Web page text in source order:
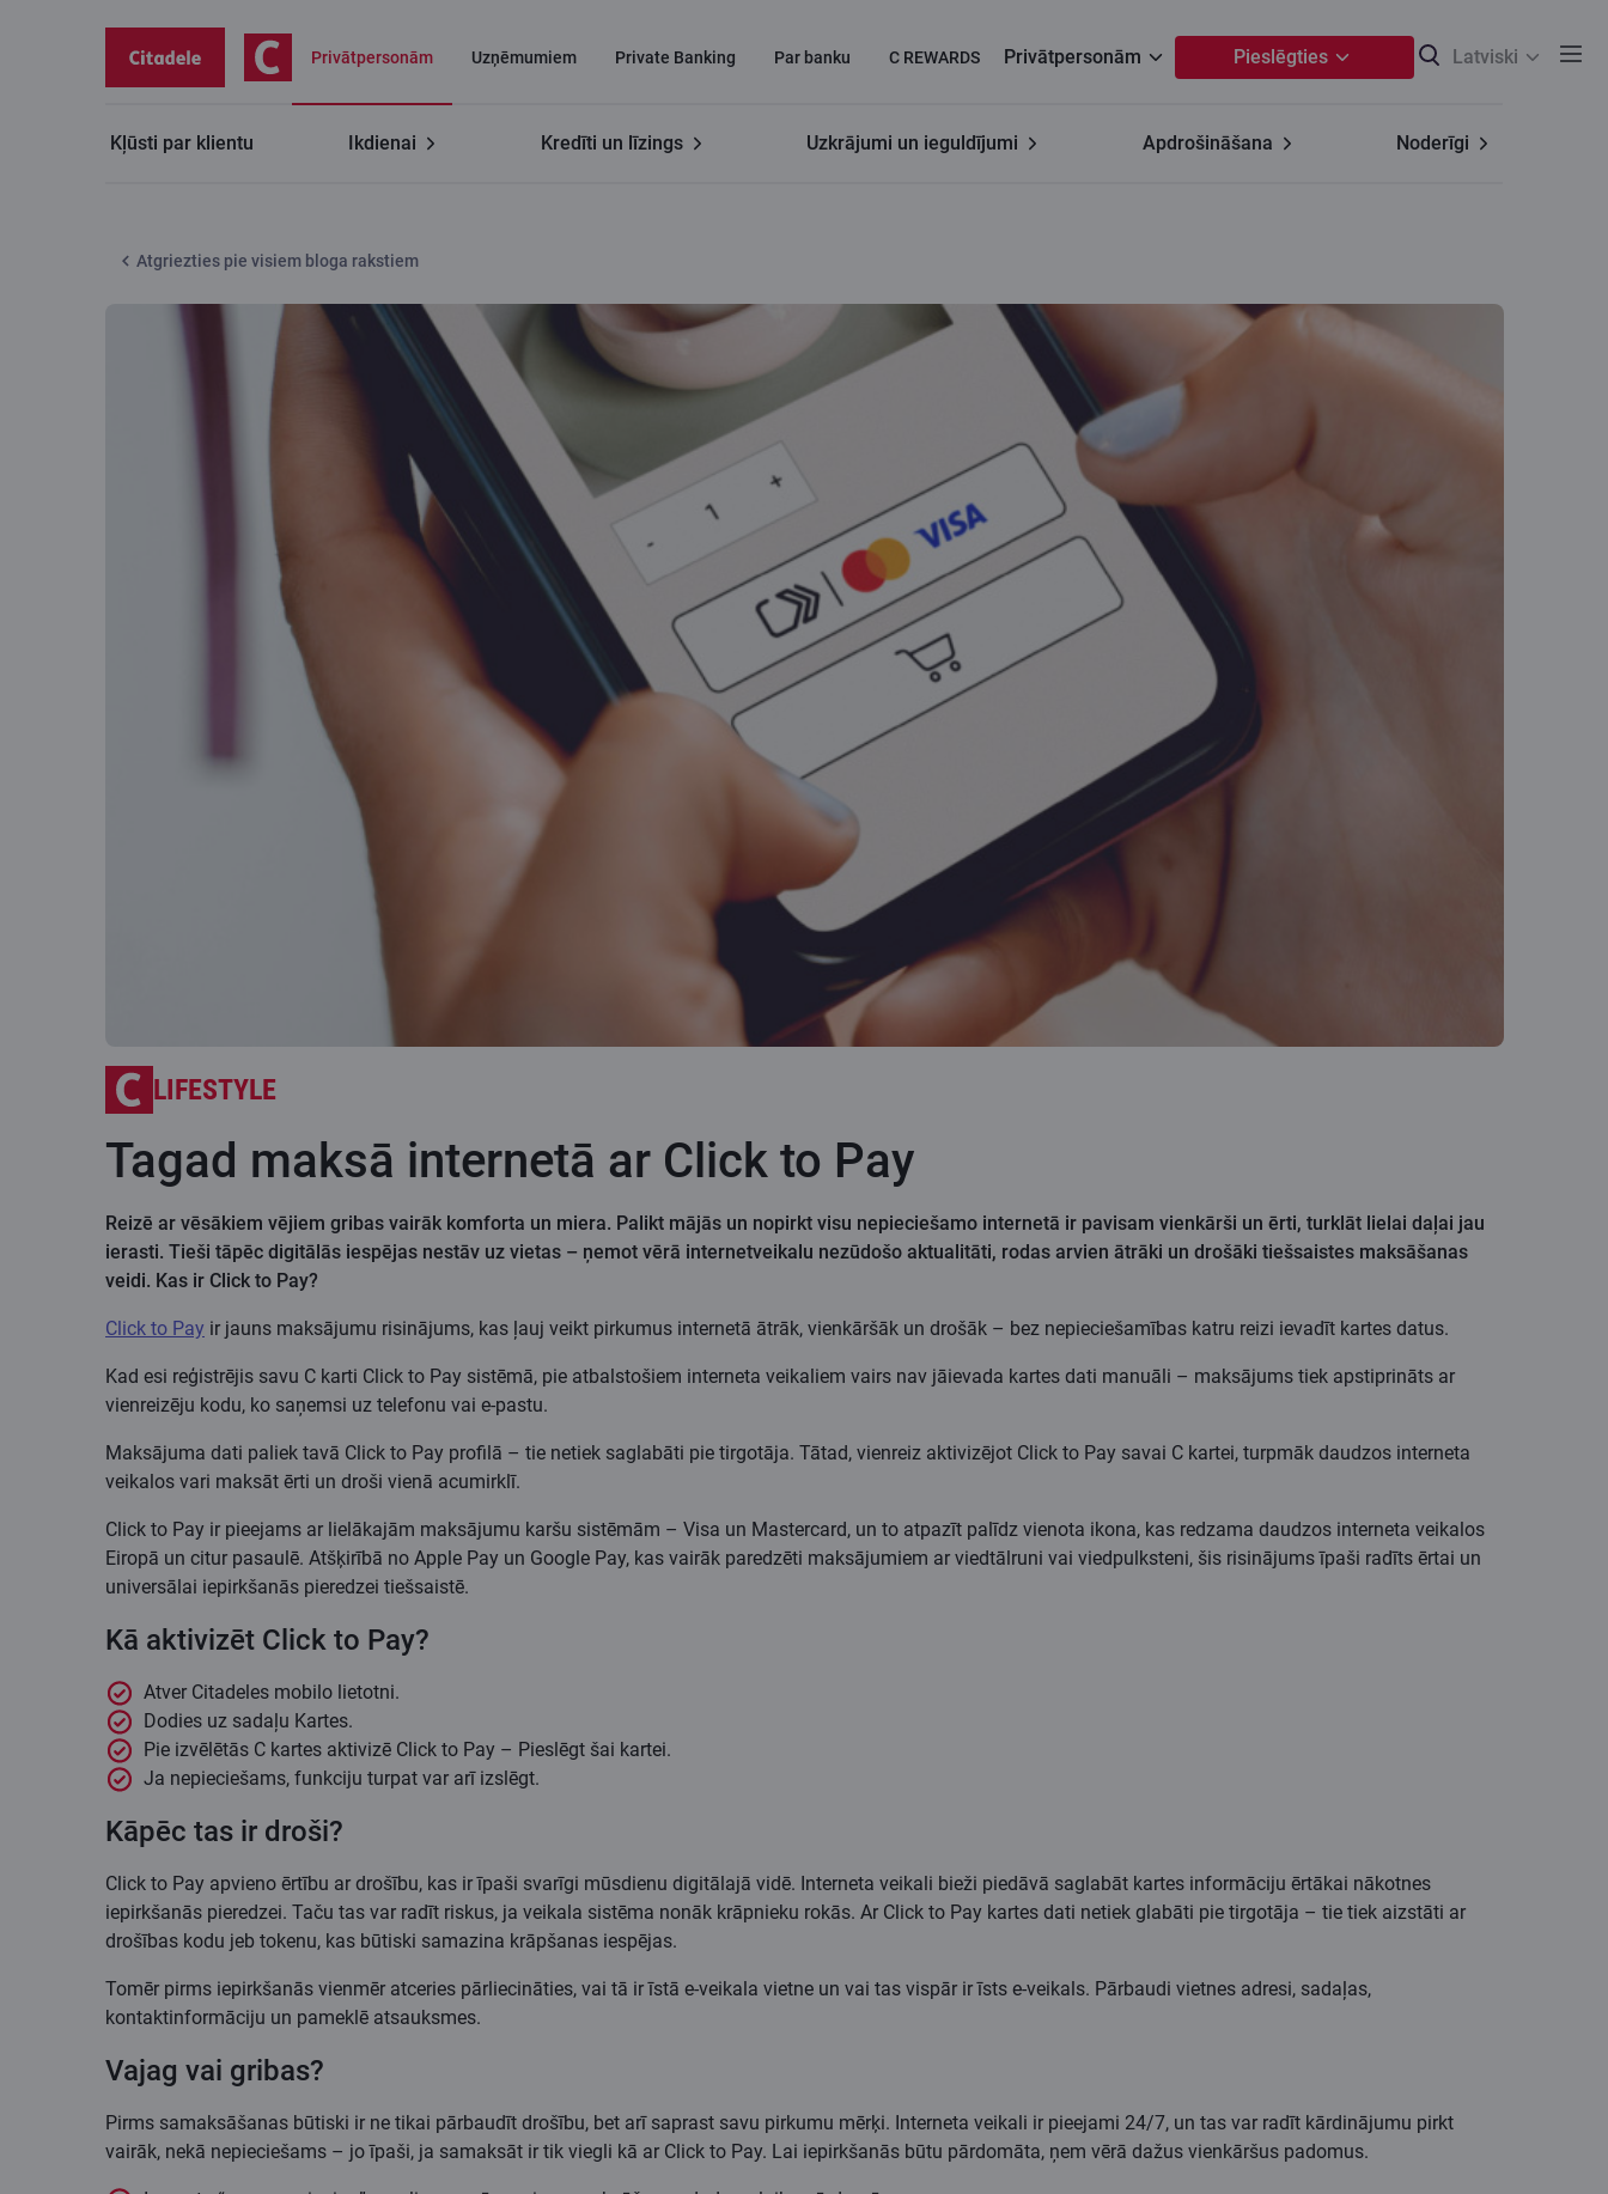
Privātpersonām Uzņēmumiem Private Banking Par banku C REWARDS Privātpersonām Pieslēgties Latviski
Kļūsti par klientu Ikdienai Kredīti un līzings Uzkrājumi un ieguldījumi Apdrošināšana Noderīgi
Atgriezties pie visiem bloga rakstiem
LIFESTYLE
Tagad maksā internetā ar Click to Pay
Reizē ar vēsākiem vējiem gribas vairāk komforta un miera. Palikt mājās un nopirkt visu nepieciešamo internetā ir pavisam vienkārši un ērti, turklāt lielai daļai jau
ierasti. Tieši tāpēc digitālās iespējas nestāv uz vietas – ņemot vērā internetveikalu nezūdošo aktualitāti, rodas arvien ātrāki un drošāki tiešsaistes maksāšanas
veidi. Kas ir Click to Pay?
Click to Pay ir jauns maksājumu risinājums, kas ļauj veikt pirkumus internetā ātrāk, vienkāršāk un drošāk – bez nepieciešamības katru reizi ievadīt kartes datus.
Kad esi reģistrējis savu C karti Click to Pay sistēmā, pie atbalstošiem interneta veikaliem vairs nav jāievada kartes dati manuāli – maksājums tiek apstiprināts ar
vienreizēju kodu, ko saņemsi uz telefonu vai e-pastu.
Maksājuma dati paliek tavā Click to Pay profilā – tie netiek saglabāti pie tirgotāja. Tātad, vienreiz aktivizējot Click to Pay savai C kartei, turpmāk daudzos interneta
veikalos vari maksāt ērti un droši vienā acumirklī.
Click to Pay ir pieejams ar lielākajām maksājumu karšu sistēmām – Visa un Mastercard, un to atpazīt palīdz vienota ikona, kas redzama daudzos interneta veikalos
Eiropā un citur pasaulē. Atšķirībā no Apple Pay un Google Pay, kas vairāk paredzēti maksājumiem ar viedtālruni vai viedpulksteni, šis risinājums īpaši radīts ērtai un
universālai iepirkšanās pieredzei tiešsaistē.
Kā aktivizēt Click to Pay?
Atver Citadeles mobilo lietotni.
Dodies uz sadaļu Kartes.
Pie izvēlētās C kartes aktivizē Click to Pay – Pieslēgt šai kartei.
Ja nepieciešams, funkciju turpat var arī izslēgt.
Kāpēc tas ir droši?
Click to Pay apvieno ērtību ar drošību, kas ir īpaši svarīgi mūsdienu digitālajā vidē. Interneta veikali bieži piedāvā saglabāt kartes informāciju ērtākai nākotnes
iepirkšanās pieredzei. Taču tas var radīt riskus, ja veikala sistēma nonāk krāpnieku rokās. Ar Click to Pay kartes dati netiek glabāti pie tirgotāja – tie tiek aizstāti ar
drošības kodu jeb tokenu, kas būtiski samazina krāpšanas iespējas.
Tomēr pirms iepirkšanās vienmēr atceries pārliecināties, vai tā ir īstā e-veikala vietne un vai tas vispār ir īsts e-veikals. Pārbaudi vietnes adresi, sadaļas,
kontaktinformāciju un pameklē atsauksmes.
Vajag vai gribas?
Pirms samaksāšanas būtiski ir ne tikai pārbaudīt drošību, bet arī saprast savu pirkumu mērķi. Interneta veikali ir pieejami 24/7, un tas var radīt kārdinājumu pirkt
vairāk, nekā nepieciešams – jo īpaši, ja samaksāt ir tik viegli kā ar Click to Pay. Lai iepirkšanās būtu pārdomāta, ņem vērā dažus vienkāršus padomus.